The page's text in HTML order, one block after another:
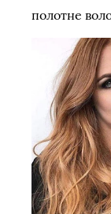
полотне